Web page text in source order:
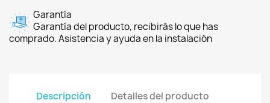
Garantía
Garantía del producto, recibirás lo que has
comprado. Asistencia y ayuda en la instalación
Descripción Detalles del producto